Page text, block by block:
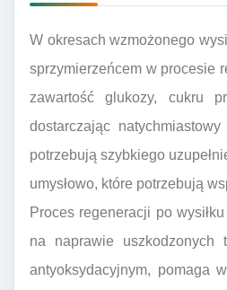
W okresach wzmożonego
sprzymierzeńcem w procesie
zawartość glukozy, cukru
dostarczając
potrzebują szybkiego
umysłowo, które potrzebują
Proces regeneracji po
na naprawie uszkodzonych
antyoksydacyjnym, pomaga